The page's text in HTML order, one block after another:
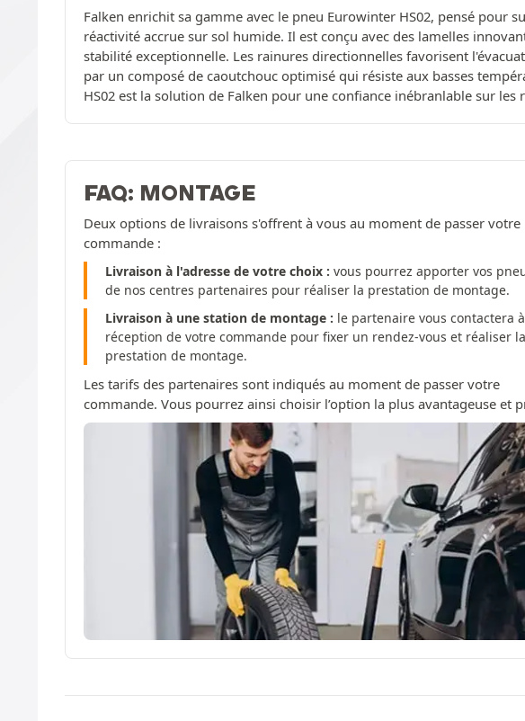
Falken enrichit sa gamme avec le pneu Eurowinter HS02, pensé pour
réactivité accrue sur sol humide. Il est conçu avec des lamelles
stabilité exceptionnelle. Les rainures directionnelles favorisent
par un composé de caoutchouc optimisé qui résiste aux basses
HS02 est la solution de Falken pour une confiance inébranlable sur les
FAQ: MONTAGE
Deux options de livraisons s'offrent à vous au moment de passer votre
commande :
Livraison à l'adresse de votre choix : vous pourrez apporter vos
de nos centres partenaires pour réaliser la prestation de montage.
Livraison à une station de montage : le partenaire vous contactera à
réception de votre commande pour fixer un rendez-vous et réaliser la
prestation de montage.
Les tarifs des partenaires sont indiqués au moment de passer votre
commande. Vous pourrez ainsi choisir l’option la plus avantageuse et